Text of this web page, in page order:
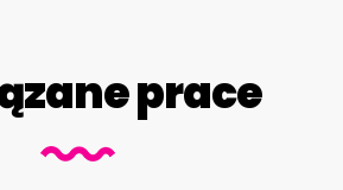
prace